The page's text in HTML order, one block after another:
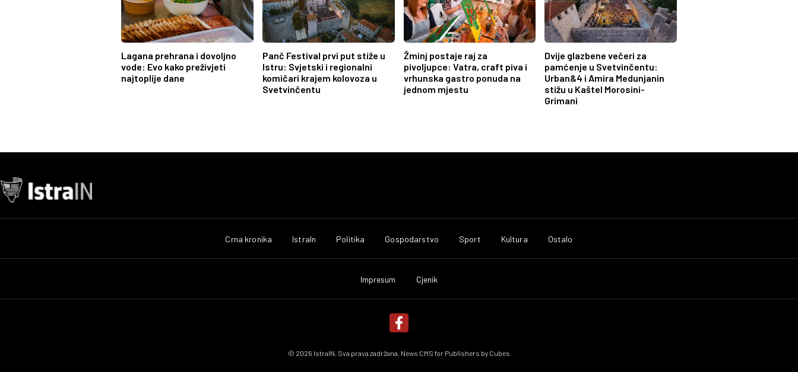
Lagana prehrana i dovoljno
vode: Evo kako preživjeti
najtoplije dane
Panč Festival prvi put stiže u
Istru: Svjetski i regionalni
komičari krajem kolovoza u
Svetvinčentu
Žminj postaje raj za
pivoljupce: Vatra, craft piva i
vrhunska gastro ponuda na
jednom mjestu
Dvije glazbene večeri za
pamćenje u Svetvinčentu:
Urban&4 i Amira Medunjanin
stižu u Kaštel Morosini-
Grimani
Crna kronika IstraIn Politika Gospodarstvo Sport Kultura Ostalo
Impresum Cjenik
© 2026 IstraIN. Sva prava zadržana. News CMS for Publishers by Cubes